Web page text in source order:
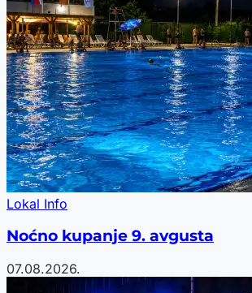
Lokal Info
Noćno kupanje 9. avgusta
07.08.2026.